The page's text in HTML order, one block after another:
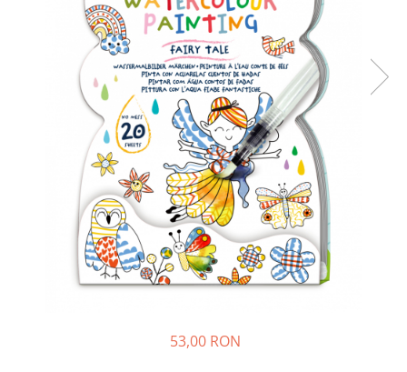
53,00 RON